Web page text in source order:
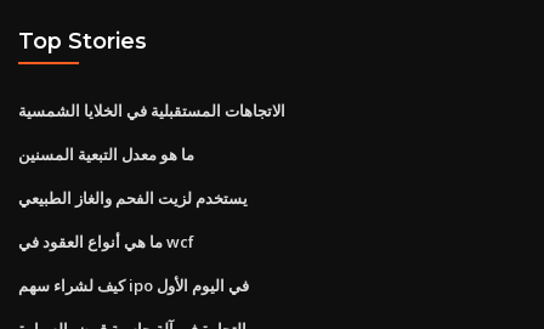
Top Stories
الاتجاهات المستقبلية في الخلايا الشمسية
ما هو معدل التبعية المسنين
يستخدم لزيت الفحم والغاز الطبيعي
ما هي أنواع العقود في wcf
كيف لشراء سهم ipo في اليوم الأول